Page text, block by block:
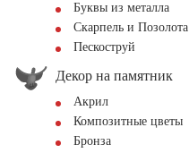
Буквы из металла
Скарпель и Позолота
Пескоструй
Декор на памятник
Акрил
Композитные цветы
Бронза